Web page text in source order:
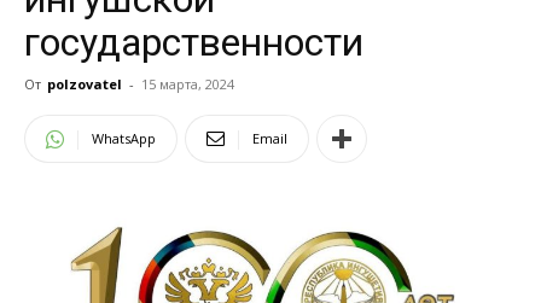
государственности
От polzovatel - 15 марта, 2024
WhatsApp Email